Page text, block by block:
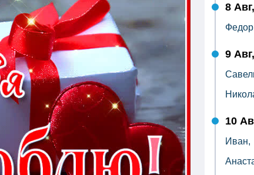
8
Федор
9
10
Иван,